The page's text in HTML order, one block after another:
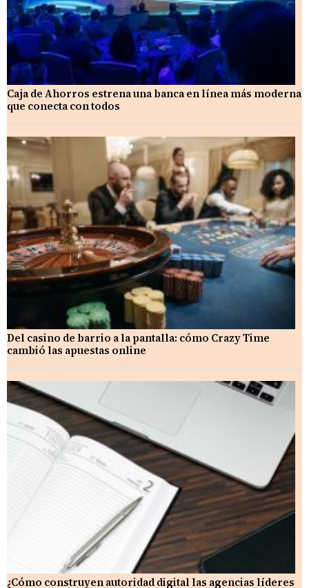
Caja de Ahorros estrena una banca en línea más moderna
que conecta con todos
Del casino de barrio a la pantalla: cómo Crazy Time
cambió las apuestas online
¿Cómo construyen autoridad digital las agencias líderes